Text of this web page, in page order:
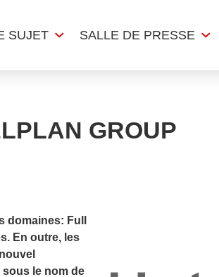
SUJET SALLE DE PRESSE
GROUP
domaines: Full
En outre, les
le nom de